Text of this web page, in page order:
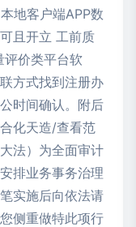
地客户端APP数
且开立 工前质
评价类平台软
方式找到注册办
时间确认。附后
化天造/查看范
法）为全面审计
排业务事务治理
实施后向依法请
侧重做特此项行